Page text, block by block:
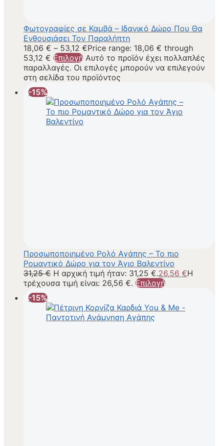
Φωτογραφίες σε Καμβά – Ιδανικό Δώρο Που Θα
Ενθουσιάσει Τον Παραλήπτη
18,06 € – 53,12 €Price range: 18,06 € through
53,12 € Επιλογή Αυτό το προϊόν έχει πολλαπλές
παραλλαγές. Οι επιλογές μπορούν να επιλεγούν
στη σελίδα του προϊόντος
-15%
Προσωποποιημένο Ρολό Αγάπης – Το πιο
Ρομαντικό Δώρο για τον Άγιο Βαλεντίνο
31,25€ Η αρχική τιμή ήταν: 31,25 €.26,56 €Η
τρέχουσα τιμή είναι: 26,56 €. Επιλογή
-15%